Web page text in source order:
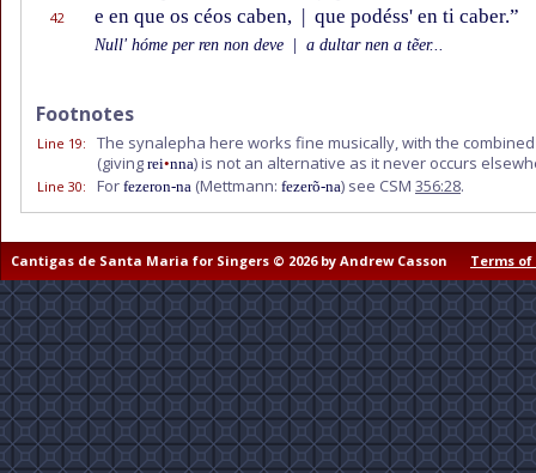
42 e en que os céos caben, | que podéss' en ti caber.”
Null' hóme per ren non deve a dultar nen a tẽer...
Footnotes
Line 19:
The synalepha here works fine musically, with the
(giving rei•nna) is not an alternative as it never occurs
Line 30: For fezeron-na (Mettmann: fezerõ-na) see CSM 356:28.
Cantigas de Santa Maria for Singers © 2026 by Andrew Casson Terms of